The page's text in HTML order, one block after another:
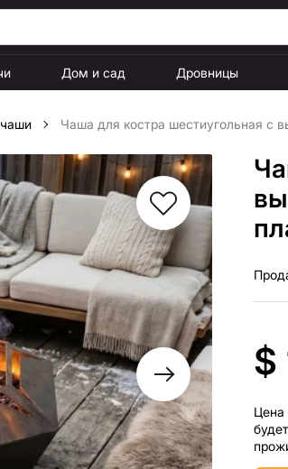
Дом и сад Дровницы
Чаша для костра шестиугольная с
$
Цена